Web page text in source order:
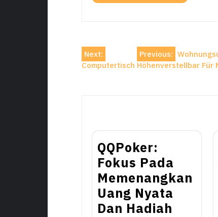
Post
Previous:
Next:
Computertisch Höhenverstellbar Für
QQPoker:
Fokus Pada
Memenangkan
Uang Nyata
Dan Hadiah